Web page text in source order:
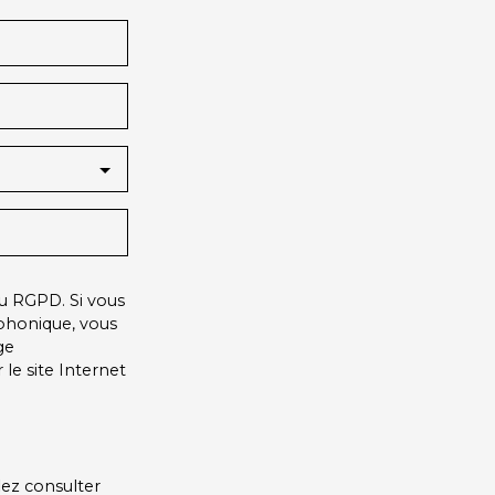
Si vous
vous
le site Internet
consulter